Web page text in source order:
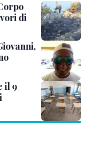
di
il 9